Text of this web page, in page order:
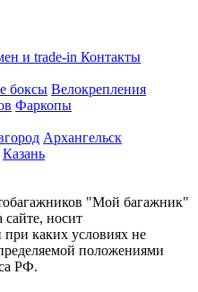
и trade-in Контакты
боксы Велокрепления
Фаркопы
Архангельск
Казань
"Мой багажник"
носит
каких условиях не
положениями
РФ.